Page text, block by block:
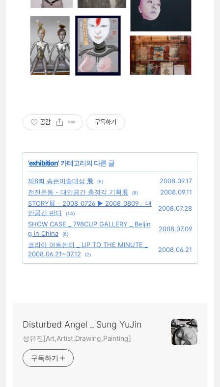
공감 구독하기
'exhibition' 카테고리의 다른 글
제8회 송은미술대상 展 (8)
2008.09.17
전진운동 - 대안공간 충정각 기획展
(8)
2008.09.11
STORY展 _ 2008_0726 ▶ 2008_0809 _ 대
안공간 반디
(14)
2008.07.28
SHOW CASE _ 798CUP GALLERY _ Beijin
g in China
(6)
2008.07.09
코리아 아트센터 _ UP TO THE MINUTE _
2008.06.21~07.12
(2)
2008.06.21
Disturbed Angel _ Sung YuJin
성유진[Art,Artist,Drawing,Painting]
구독하기